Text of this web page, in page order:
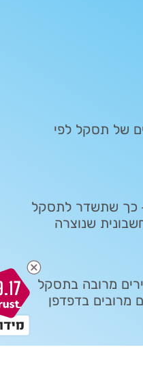
של תסקל לפי
שתשדר לתסקל
מרובה בתסקל
בדפדפן
9.17